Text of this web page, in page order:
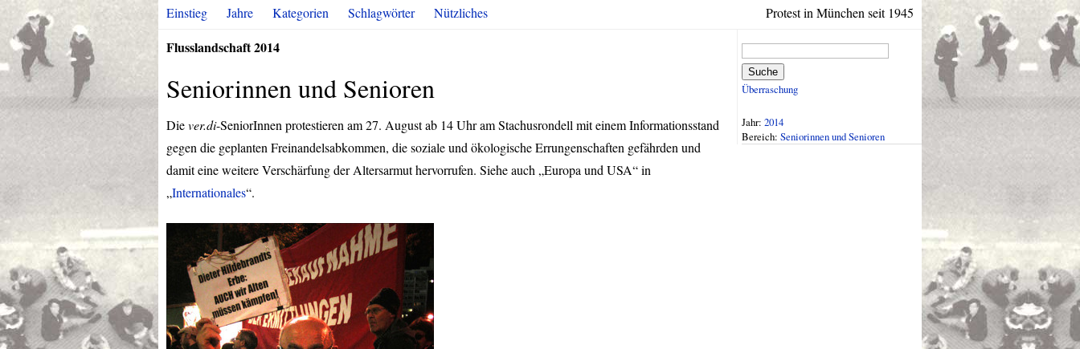
Protest in München seit 1945
Einstieg Jahre Kategorien Schlagwörter Nützliches
Flusslandschaft 2014
Seniorinnen und Senioren
Diever.di-SeniorInnen protestieren am 27. August ab 14 Uhr am Stachusrondell mit einem Informationsstand
gegen die geplanten Freinandelsabkommen, die soziale und ökologische Errungenschaften gefährden und
damit eine weitere Verschärfung der Altersarmut hervorrufen. Siehe auch „Europa und USA“ in
„Internationales“.
Suche
Überraschung
Jahr: 2014
Bereich: Seniorinnen und Senioren